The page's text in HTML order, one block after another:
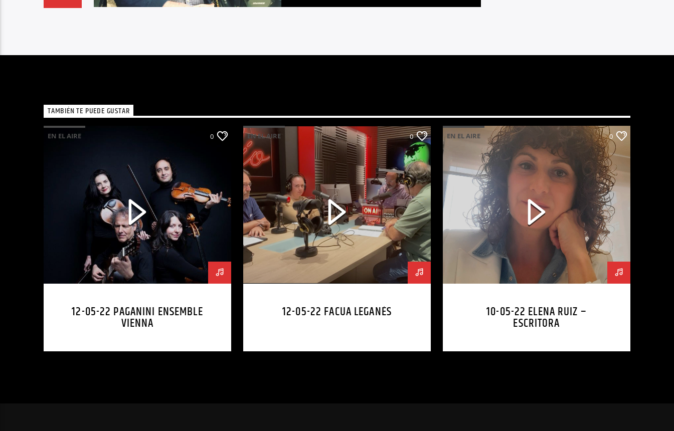
TAMBIÉN TE PUEDE GUSTAR
EN EL AIRE 0
12-05-22 PAGANINI ENSEMBLE
VIENNA
EN EL AIRE 0
12-05-22 FACUA LEGANÉS
EN EL AIRE 0
10-05-22 ELENA RUIZ –
ESCRITORA